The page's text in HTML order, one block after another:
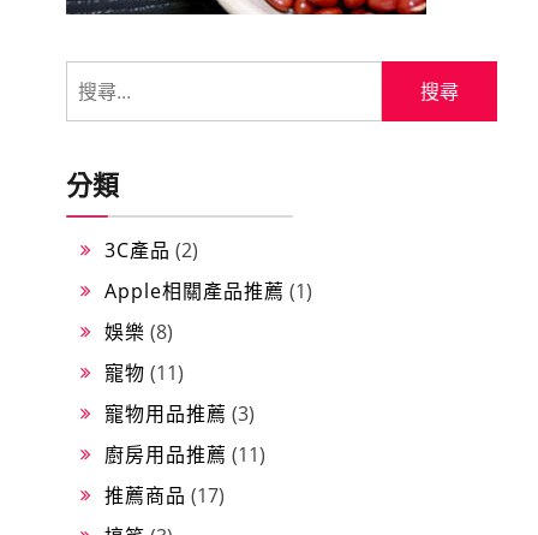
分類
3C產品 (2)
Apple相關產品推薦 (1)
娛樂 (8)
寵物 (11)
寵物用品推薦 (3)
廚房用品推薦 (11)
推薦商品 (17)